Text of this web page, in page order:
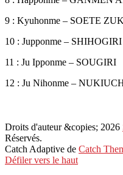
9 : Kyuhonme – SOETE
10 : Jupponme – SHIHOGIRI
11 : Ju Ipponme – SOUGIRI
12 : Ju Nihonme –
Droits d'auteur &copies; 2026
Réservés.
Catch Adaptive de Catch
Défiler vers le haut